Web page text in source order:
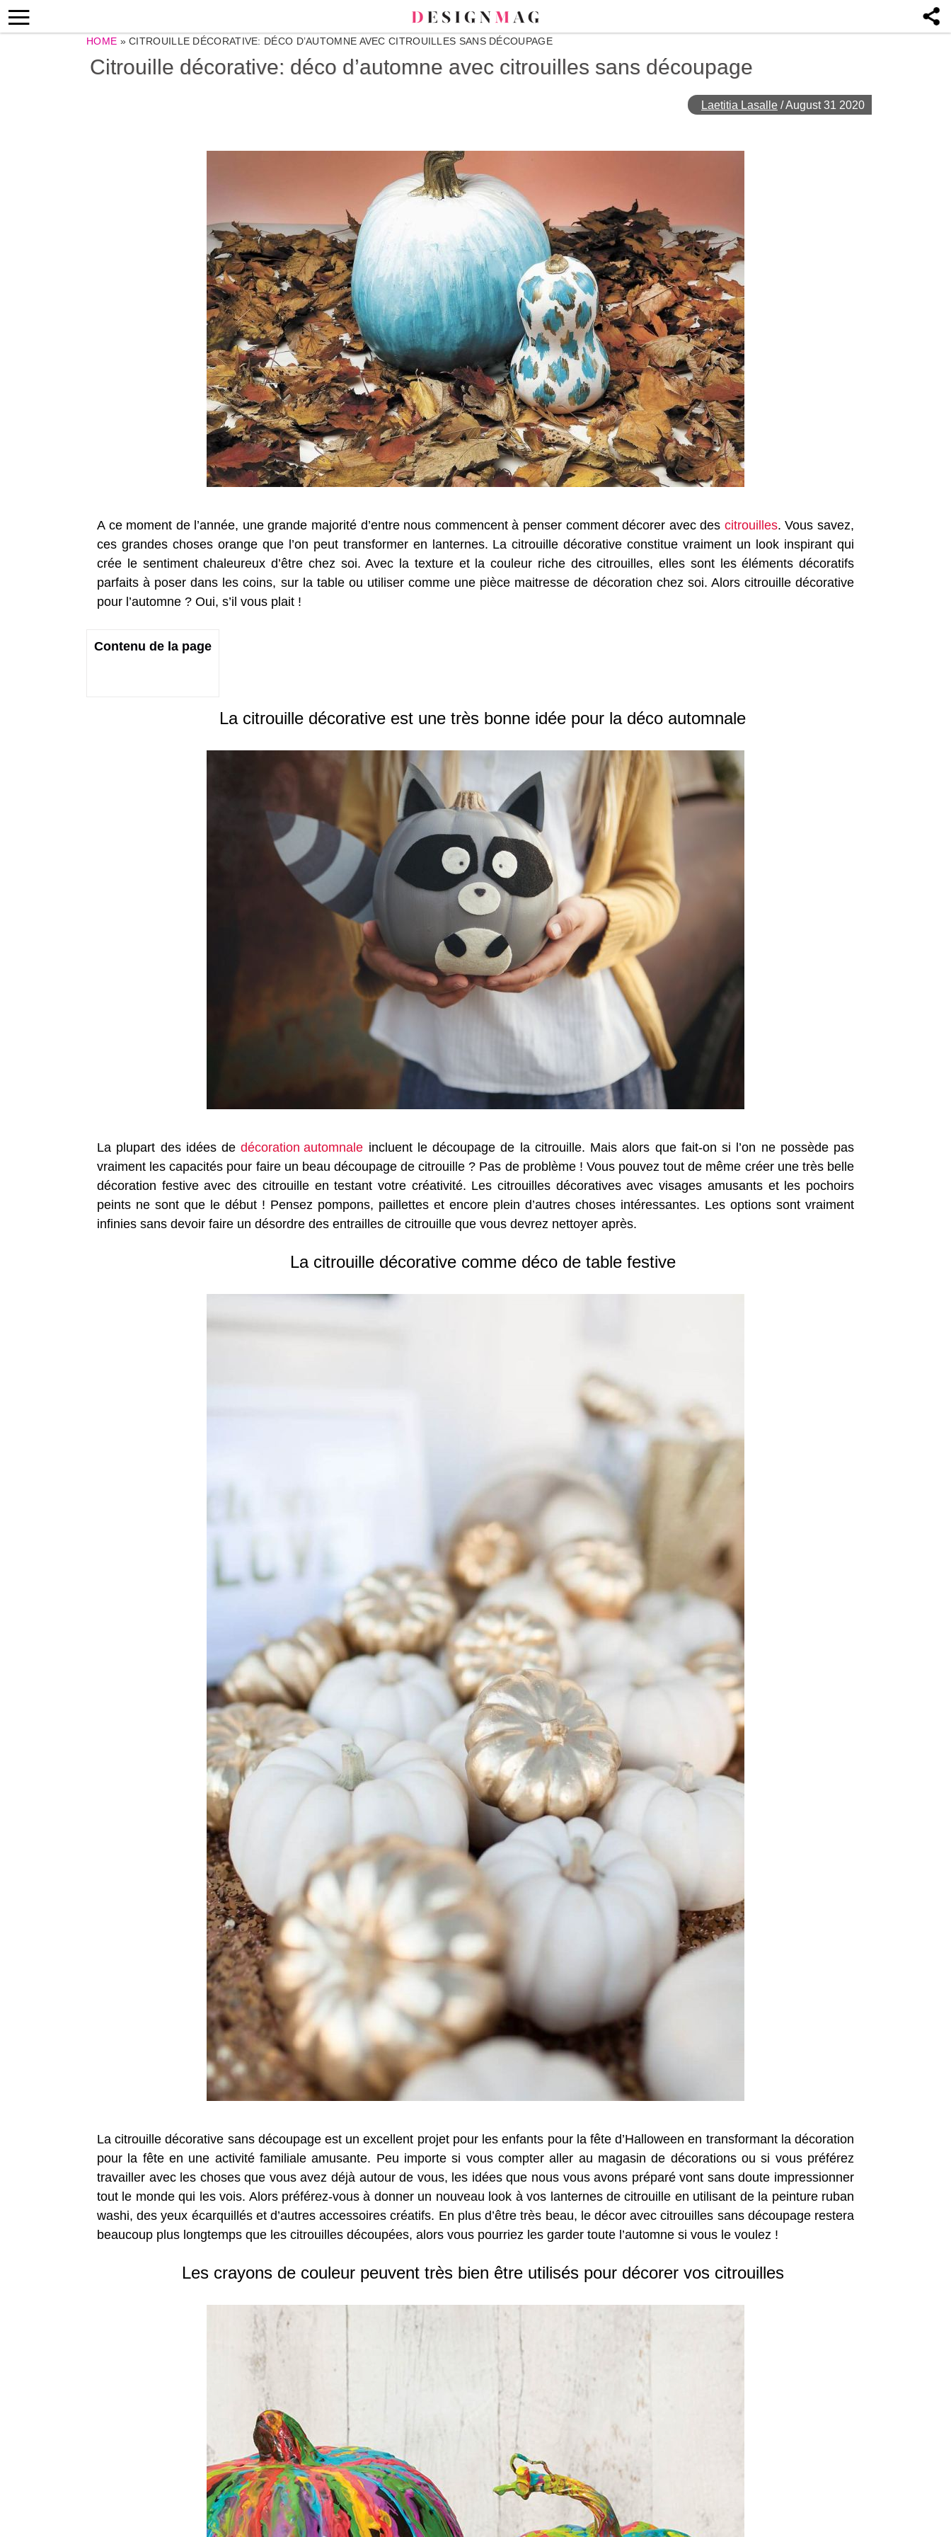
HOME »CITROUILLE DÉCORATIVE: DÉCO D’AUTOMNE AVEC CITROUILLES SANS DÉCOUPAGE
Citrouille décorative: déco d’automne avec citrouilles sans découpage
Laetitia Lasalle /August 31 2020
A ce moment de l’année, une grande majorité d’entre nous commencent à penser comment décorer avec des citrouilles. Vous savez,
ces grandes choses orange que l’on peut transformer en lanternes. La citrouille décorative constitue vraiment un look inspirant qui
crée le sentiment chaleureux d’être chez soi. Avec la texture et la couleur riche des citrouilles, elles sont les éléments décoratifs
parfaits à poser dans les coins, sur la table ou utiliser comme une pièce maitresse de décoration chez soi. Alors citrouille décorative
pour l’automne ? Oui, s’il vous plait !
Contenu de la page
La citrouille décorative est une très bonne idée pour la déco automnale
La plupart des idées dedécoration automnale incluent le découpage de la citrouille. Mais alors que fait-on si l’on ne possède pas
vraiment les capacités pour faire un beau découpage de citrouille ? Pas de problème ! Vous pouvez tout de même créer une très belle
décoration festive avec des citrouille en testant votre créativité. Les citrouilles décoratives avec visages amusants et les pochoirs
peints ne sont que le début ! Pensez pompons, paillettes et encore plein d’autres choses intéressantes. Les options sont vraiment
infinies sans devoir faire un désordre des entrailles de citrouille que vous devrez nettoyer après.
La citrouille décorative comme déco de table festive
La citrouille décorative sans découpage est un excellent projet pour les enfants pour la fête d’Halloween en transformant la décoration
pour la fête en une activité familiale amusante. Peu importe si vous compter aller au magasin de décorations ou si vous préférez
travailler avec les choses que vous avez déjà autour de vous, les idées que nous vous avons préparé vont sans doute impressionner
tout le monde qui les vois. Alors préférez-vous à donner un nouveau look à vos lanternes de citrouille en utilisant de la peinture ruban
washi, des yeux écarquillés et d’autres accessoires créatifs. En plus d’être très beau, le décor avec citrouilles sans découpage restera
beaucoup plus longtemps que les citrouilles découpées, alors vous pourriez les garder toute l’automne si vous le voulez !
Les crayons de couleur peuvent très bien être utilisés pour décorer vos citrouilles